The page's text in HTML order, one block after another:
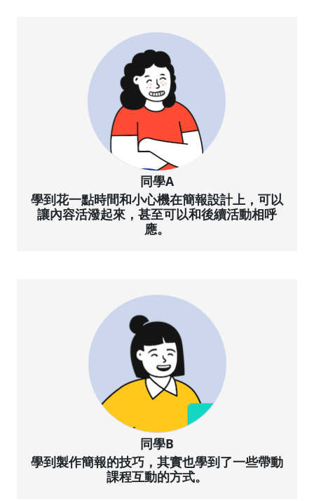
同學A
學到花一點時間和小心機在簡報設計上，可以
讓內容活潑起來，甚至可以和後續活動相呼
應。
同學B
學到製作簡報的技巧，其實也學到了一些帶動
課程互動的方式。